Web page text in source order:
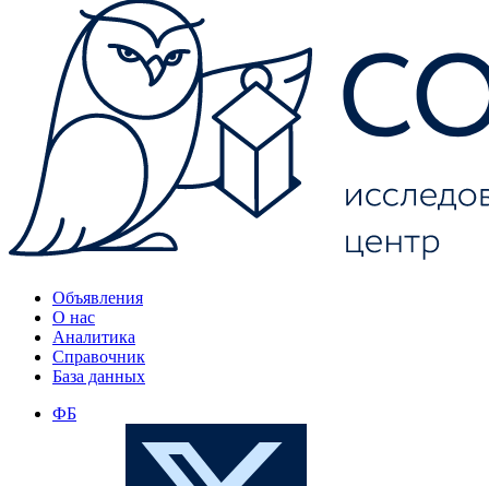
Объявления
О нас
Аналитика
Справочник
База данных
ФБ